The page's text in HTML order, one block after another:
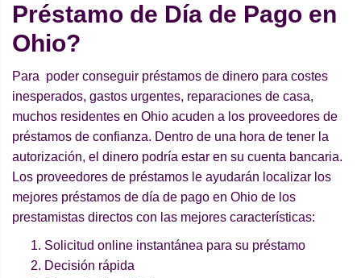
Préstamo de Día de Pago en
Ohio?
Para poder conseguir préstamos de dinero para costes
inesperados, gastos urgentes, reparaciones de casa,
muchos residentes en Ohio acuden a los proveedores de
préstamos de confianza. Dentro de una hora de tener la
autorización, el dinero podría estar en su cuenta bancaria.
Los proveedores de préstamos le ayudarán localizar los
mejores préstamos de día de pago en Ohio de los
prestamistas directos con las mejores características:
Solicitud online instantánea para su préstamo
Decisión rápida